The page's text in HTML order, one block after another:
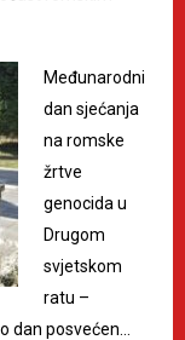
Međunarodni
dan sjećanja
na romske
žrtve
genocida u
Drugom
svjetskom
ratu –
dan posvećen…